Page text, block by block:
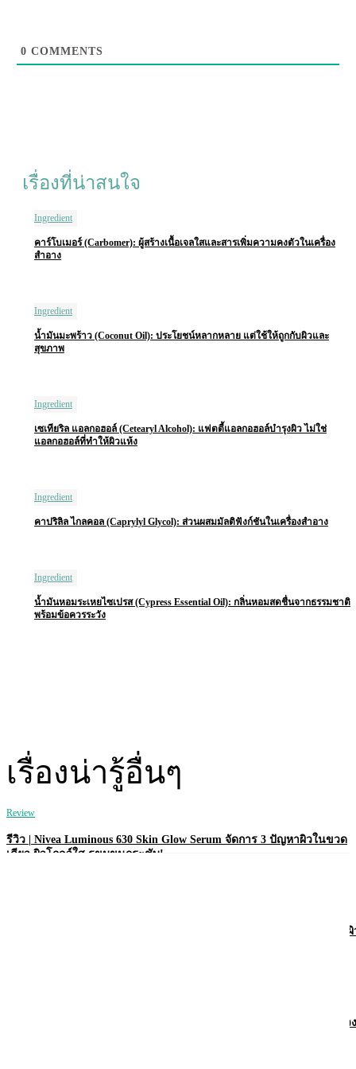
0 COMMENTS
เรื่องที่น่าสนใจ
Ingredient
คาร์โบเมอร์ (Carbomer): ผู้สร้างเนื้อเจลใสและสารเพิ่มความคงตัวในเครื่อง
สำอาง
Ingredient
น้ำมันมะพร้าว (Coconut Oil): ประโยชน์หลากหลาย แต่ใช้ให้ถูกกับผิวและ
สุขภาพ
Ingredient
เซเทียริล แอลกอฮอล์ (Cetearyl Alcohol): แฟตตี้แอลกอฮอล์บำรุงผิว ไม่ใช่
แอลกอฮอล์ที่ทำให้ผิวแห้ง
Ingredient
คาปริลิล ไกลคอล (Caprylyl Glycol): ส่วนผสมมัลติฟังก์ชันในเครื่องสำอาง
Ingredient
น้ำมันหอมระเหยไซเปรส (Cypress Essential Oil): กลิ่นหอมสดชื่นจากธรรมชาติ
พร้อมข้อควรระวัง
เรื่องน่ารู้อื่นๆ
Review
รีวิว | Nivea Luminous 630 Skin Glow Serum จัดการ 3 ปัญหาผิวในขวด
เดียว ผิวโกลว์ใส รูขุมขนกระชับ!
รีวิว | Nivea Derma Control Defend โรลออนคุมเหงื่อ 72 ชม. พร้อมบำรุงผิ
รีวิว | Vaseline Pro Derma Transition โลชั่นเพื่อผิวบอบบาง แพ้ง่าย ในช่วง